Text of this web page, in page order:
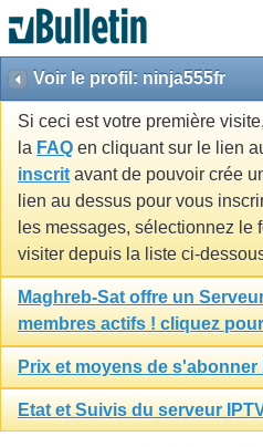
Voir le profil: ninja555fr
Si ceci est votre première
la FAQ en cliquant sur le lien
inscrit avant de pouvoir crée
lien au dessus pour vous
les messages, sélectionnez le
visiter depuis la liste ci-
Maghreb-Sat offre un
membres actifs ! cliquez
Prix et moyens de
Etat et Suivis du serveur